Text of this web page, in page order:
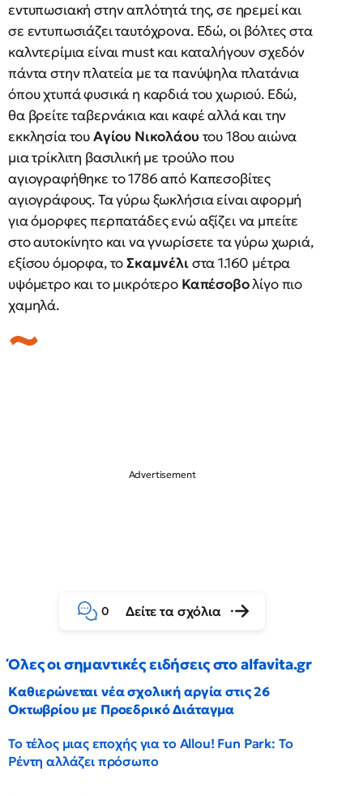
εντυπωσιακή στην απλότητά της, σε ηρεμεί και
σε εντυπωσιάζει ταυτόχρονα. Εδώ, οι βόλτες στα
καλντερίμια είναι must και καταλήγουν σχεδόν
πάντα στην πλατεία με τα πανύψηλα πλατάνια
όπου χτυπά φυσικά η καρδιά του χωριού. Εδώ,
θα βρείτε ταβερνάκια και καφέ αλλά και την
εκκλησία τουΑγίου Νικολάου του 18ου αιώνα
μια τρίκλιτη βασιλική με τρούλο που
αγιογραφήθηκε το 1786 από Καπεσοβίτες
αγιογράφους. Τα γύρω ξωκλήσια είναι αφορμή
για όμορφες περπατάδες ενώ αξίζει να μπείτε
στο αυτοκίνητο και να γνωρίσετε τα γύρω χωριά,
εξίσου όμορφα, τοΣκαμνέλιστα 1.160 μέτρα
υψόμετρο και το μικρότερο Καπέσοβολίγο πιο
χαμηλά.
0 Δείτε τα σχόλια
Όλες οι σημαντικές ειδήσεις στο alfavita.gr
Καθιερώνεται νέα σχολική αργία στις 26
Οκτωβρίου με Προεδρικό Διάταγμα
Το τέλος μιας εποχής για το Allou! Fun Park: Το
Ρέντη αλλάζει πρόσωπο